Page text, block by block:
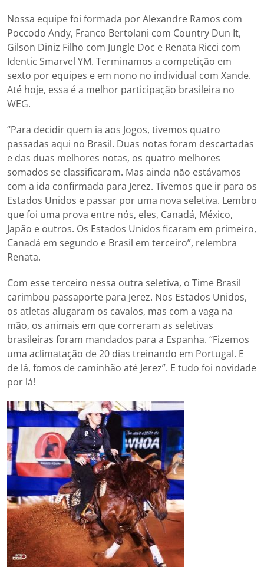
Nossa equipe foi formada por Alexandre Ramos com
Poccodo Andy, Franco Bertolani com Country Dun It,
Gilson Diniz Filho com Jungle Doc e Renata Ricci com
Identic Smarvel YM. Terminamos a competição em
sexto por equipes e em nono no individual com Xande.
Até hoje, essa é a melhor participação brasileira no
WEG.
“Para decidir quem ia aos Jogos, tivemos quatro
passadas aqui no Brasil. Duas notas foram descartadas
e das duas melhores notas, os quatro melhores
somados se classificaram. Mas ainda não estávamos
com a ida confirmada para Jerez. Tivemos que ir para os
Estados Unidos e passar por uma nova seletiva. Lembro
que foi uma prova entre nós, eles, Canadá, México,
Japão e outros. Os Estados Unidos ficaram em primeiro,
Canadá em segundo e Brasil em terceiro”, relembra
Renata.
Com esse terceiro nessa outra seletiva, o Time Brasil
carimbou passaporte para Jerez. Nos Estados Unidos,
os atletas alugaram os cavalos, mas com a vaga na
mão, os animais em que correram as seletivas
brasileiras foram mandados para a Espanha. “Fizemos
uma aclimatação de 20 dias treinando em Portugal. E
de lá, fomos de caminhão até Jerez”. E tudo foi novidade
por lá!